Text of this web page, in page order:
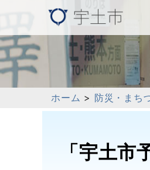
ホーム > 防災・まち
「宇土